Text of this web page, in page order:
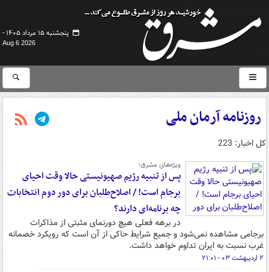
پنجشنبه ۱۵ مرداد ۱۴۰۵ -
Aug 6 2026
روزنامه آرمان ملی
کل اخبار: 223
ویژه‌های مشرق؛
پس از تنبیه رژیم صهیونیستی حالا وقت احیای
برجام است! / اصلاح‌طلبان برای دور دوم انتخابات
چه برنامه‌ای دارند؟
در برهه فعلی هیچ دورنمای مثبتی از مذاکرات
برجامی مشاهده نمی‌شود و جمیع شرایط حاکی از آن است که رویکرد خصمانه
غرب نسبت به ایران تداوم خواهد داشت.
۲ اردیبهشت ۰۳ - ۲۱:۰۱